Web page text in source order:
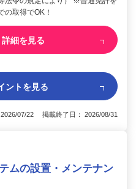
の取得でOK！
詳細を見る
ントを見る
2026/07/22 掲載終了日： 2026/08/31
ムの設置・メンテナン